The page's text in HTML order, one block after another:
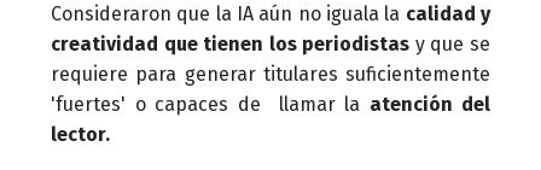
Consideraron que la IA aún no iguala la calidad y
creatividad que tienen los periodistas y que se
requiere para generar titulares suficientemente
'fuertes' o capaces de llamar la atención del
lector.